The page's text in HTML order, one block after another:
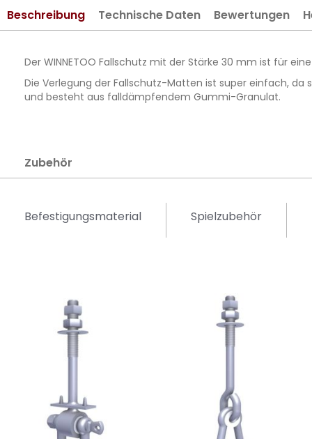
springen
Beschreibung
Der WINNETOO Fallschutz mit der Stärke 30 mm ist für
Die Verlegung der Fallschutz-Matten ist super einfach,
und besteht aus falldämpfendem Gummi-Granulat.
Technische Daten Bewertungen
Zubehör
Befestigungsmaterial Spielzubehör